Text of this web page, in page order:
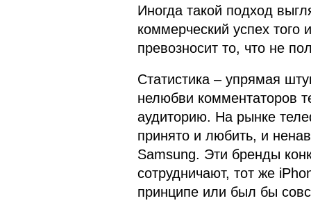
Иногда такой подход
коммерческий успех того
превозносит то, что не
Статистика – упрямая
нелюбви комментаторов
аудиторию. На рынке
принято и любить, и
Samsung. Эти бренды
сотрудничают, тот же
принципе или был бы